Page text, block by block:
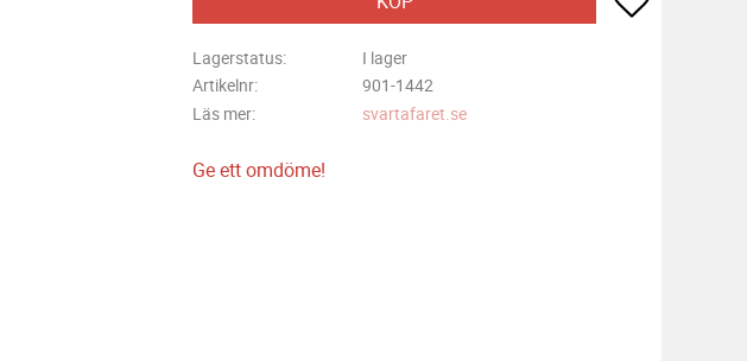
Lagerstatus
I lager
Artikelnr
901-1442
Läs mer
svartafaret.se
Ge ett omdöme!